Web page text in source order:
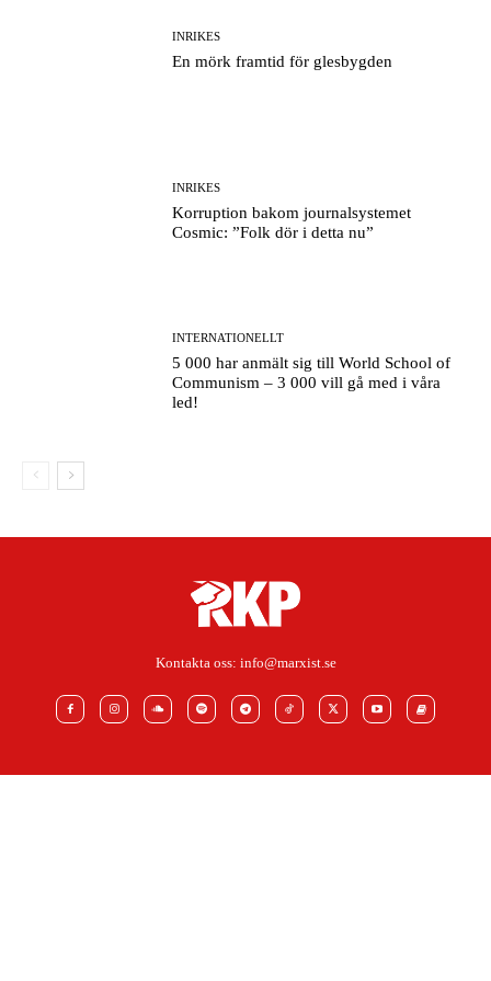
INRIKES
En mörk framtid för glesbygden
INRIKES
Korruption bakom journalsystemet
Cosmic: ”Folk dör i detta nu”
INTERNATIONELLT
5 000 har anmält sig till World School of
Communism – 3 000 vill gå med i våra
led!
Kontakta oss: info@marxist.se